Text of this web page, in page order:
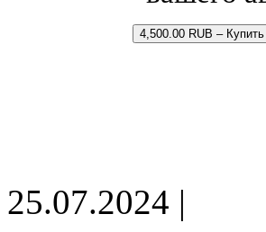
4,500.00 RUB – Купить
25.07.2024 |